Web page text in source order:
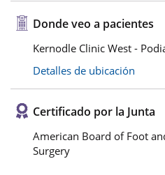
Donde veo a pacientes
Kernodle Clinic West -
Detalles de ubicación
Certificado por la Junta
American Board of Foot
Surgery